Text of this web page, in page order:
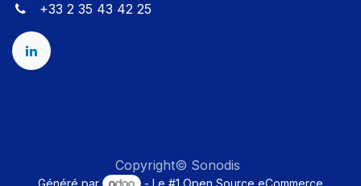
+33 2 35 43 42 25
Copyright© Sonodis
Généré par - Le #1Open Source eCommerce